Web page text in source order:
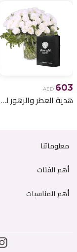
AED 603
هدية العطر والزهور لعيد الميلاد 6
معلوماتنا
أهم الفئات
أهم المناسبات